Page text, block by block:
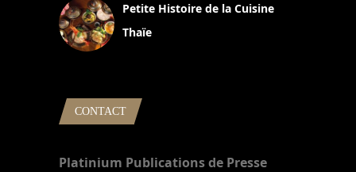
Petite Histoire de la Cuisine
Thaïe
CONTACT
Platinium Publications de Presse